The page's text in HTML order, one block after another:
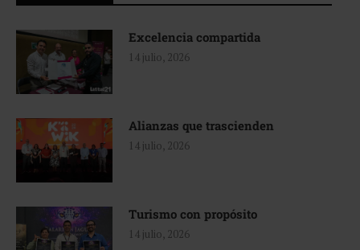
Excelencia compartida
14 julio, 2026
Alianzas que trascienden
14 julio, 2026
Turismo con propósito
14 julio, 2026